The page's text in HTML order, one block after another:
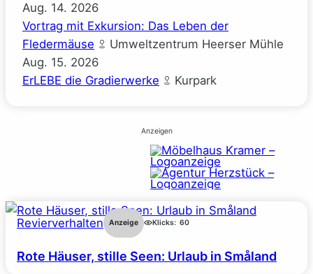
Aug. 14. 2026
Vortrag mit Exkursion: Das Leben der
Fledermäuse
Umweltzentrum Heerser Mühle
Aug. 15. 2026
ErLEBE die Gradierwerke
Kurpark
Anzeigen
Revierverhalten Anzeige Klicks: 60
Rote Häuser, stille Seen: Urlaub in Småland